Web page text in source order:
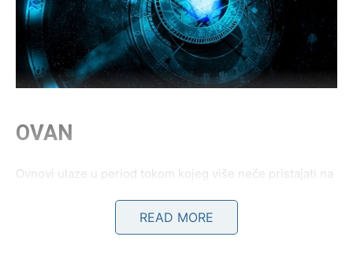
OVAN
Ovnovi ulaze u period tokom kojeg više neće pristajati na
vam sada dolazi osoba koja zna šta želi i koja neće gubiti
vrijeme na nejasne priče.
READ MORE